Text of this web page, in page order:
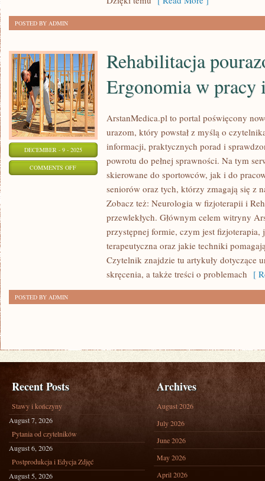
POSTED BY ADMIN
DECEMBER - 9 - 2025
COMMENTS OFFON
ERGONOMIA
Rehabilitacja
Ergonomia w pracy
ArstanMedica.pl to portal poświęcony
urazom, który powstał z myślą o
informacji, praktycznych porad i
powrotu do pełnej sprawności. Na tym
skierowane do sportowców, jak i do
seniorów oraz tych, którzy zmagają się z
Zobacz też: Neurologia w fizjoterapii i
przewlekłych. Głównym celem witryny
przystępnej formie, czym jest fizjoterapia,
terapeutyczna oraz jakie techniki
Czytelnik znajdzie tu artykuły dotyczące
skręcenia, a także treści o problemach [
POSTED BY ADMIN
Recent Posts
Stawy i kończyny
August 7, 2026
Pytania od czytelników
August 6, 2026
Postprodukcja i Edycja Zdjęć
August 5, 2026
Archives
August 2026
July 2026
June 2026
May 2026
April 2026